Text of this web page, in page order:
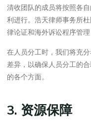
清收团队的成员将按照各
利进行。浩天律师事务所
律论证和海外诉讼程序管
在人员分工时，我们将充
差异，以确保人员分工的
的各个方面。
3. 资源保障